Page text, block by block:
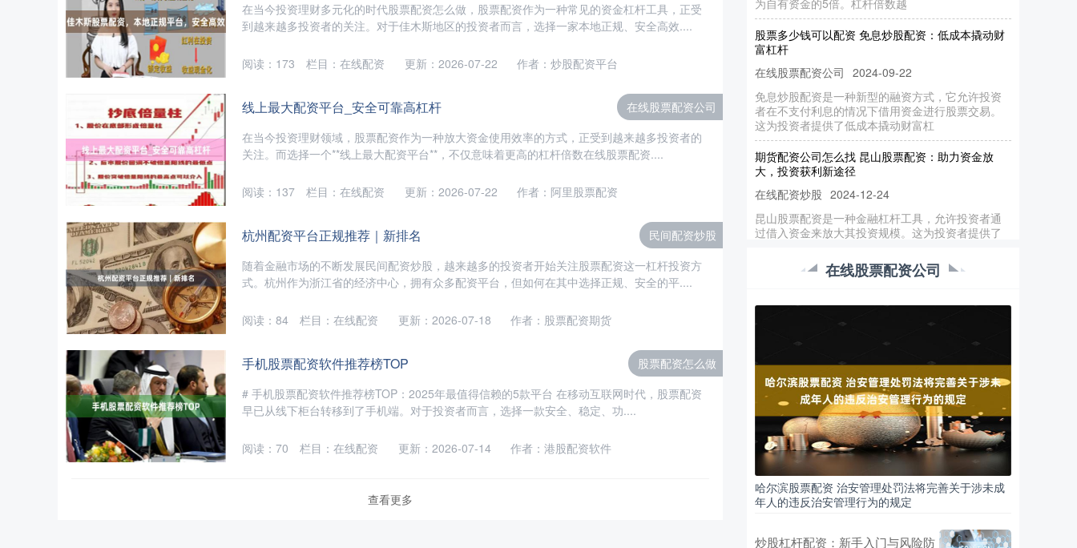
在当今投资理财多元化的时代股票配资怎么做，股票配资作为一种常见的资金杠杆工具，正受
到越来越多投资者的关注。对于佳木斯地区的投资者而言，选择一家本地正规、安全高效....
更新：2026-07-22 作者：炒股配资平台
阅读： 173 栏目： 在线配资
线上最大配资平台_安全可靠高杠杆
在当今投资理财领域，股票配资作为一种放大资金使用效率的方式，正受到越来越多投资者的
关注。而选择一个**线上最大配资平台**，不仅意味着更高的杠杆倍数在线股票配资....
在线股票配资公司
更新：2026-07-22 作者：阿里股票配资
阅读： 137 栏目： 在线配资
杭州配资平台正规推荐｜新排名
随着金融市场的不断发展民间配资炒股，越来越多的投资者开始关注股票配资这一杠杆投资方
式。杭州作为浙江省的经济中心，拥有众多配资平台，但如何在其中选择正规、安全的平....
民间配资炒股
更新：2026-07-18 作者：股票配资期货
阅读： 84 栏目： 在线配资
手机股票配资软件推荐榜TOP
# 手机股票配资软件推荐榜TOP：2025年最值得信赖的5款平台 在移动互联网时代，股票配资
早已从线下柜台转移到了手机端。对于投资者而言，选择一款安全、稳定、功....
股票配资怎么做
更新：2026-07-14 作者：港股配资软件
阅读： 70 栏目： 在线配资
查看更多
股票多少钱可以配资 免息炒股配资：低成本撬动财
富杠杆
在线股票配资公司
免息炒股配资是一种新型的融资方式，它允许投资
者在不支付利息的情况下借用资金进行股票交易。
这为投资者提供了低成本撬动财富杠
期货配资公司怎么找 昆山股票配资：助力资金放
大，投资获利新途径
在线配资炒股 2024-12-24
昆山股票配资是一种金融杠杆工具，允许投资者通
过借入资金来放大其投资规模。这为投资者提供了
在股市中获得更高收益的潜在机会。
股票配资，作为一种杠杆投资工具，为投资者提供
体验配资的魅力，见证财富增长的奇
配资加盟代理模式解析与合规指南
在线配资炒股 2026-05-22
随着金融市场的不断发展，配资行业逐渐进入大众
视野，其中“配资加盟代理”模式因其低门槛、高回报
的特点吸引了众多投资者和创业
炒股配资平台推荐，正规杠杆资金渠道
在线配资炒股 2026-08-06
在股票市场中，配资是一种常见的杠杆投资方式，
在线股票配资公司
哈尔滨股票配资 治安管理处罚法将完善关于涉未成
年人的违反治安管理行为的规定
炒股杠杆配资：新手入门与风险防